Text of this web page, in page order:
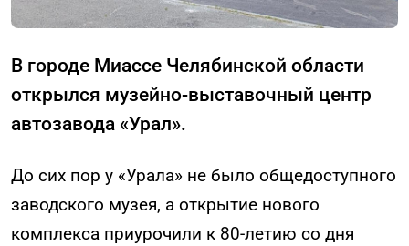
В городе Миассе Челябинской области
открылся музейно-выставочный центр
автозавода «Урал».
До сих пор у «Урала» не было общедоступного
заводского музея, а открытие нового
комплекса приурочили к 80-летию со дня